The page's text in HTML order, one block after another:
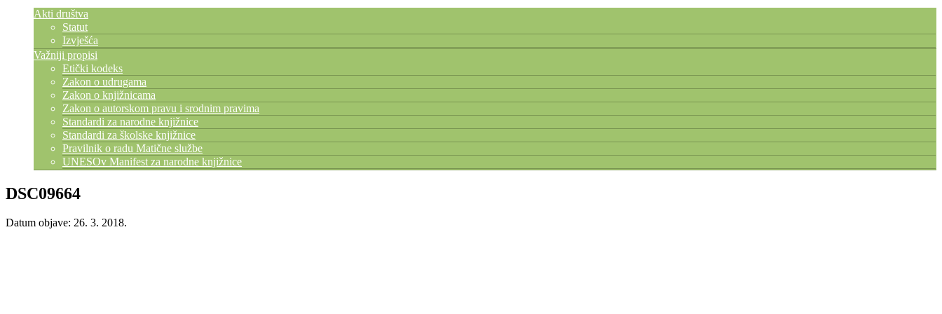
Akti društva
Statut
Izvješća
Važniji propisi
Etički kodeks
Zakon o udrugama
Zakon o knjižnicama
Zakon o autorskom pravu i srodnim pravima
Standardi za narodne knjižnice
Standardi za školske knjižnice
Pravilnik o radu Matične službe
UNESOv Manifest za narodne knjižnice
DSC09664
Datum objave: 26. 3. 2018.